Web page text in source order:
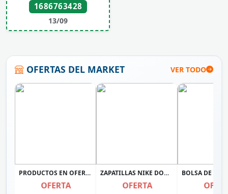
1686763428
13/09
OFERTAS DEL MARKET VER TODO
PRODUCTOS EN OFERTA
OFERTA
ZAPATILLAS NIKE DOWNSHIFTER 14 PARA MUJER NEGRO IB1899-002
OFERTA